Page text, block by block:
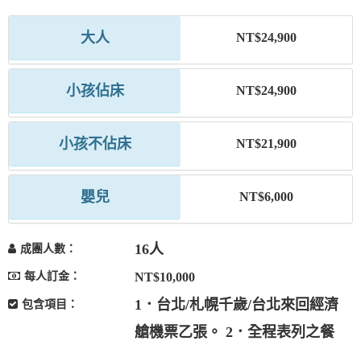
大人 NT$24,900
小孩佔床 NT$24,900
小孩不佔床 NT$21,900
嬰兒 NT$6,000
成團人數： 16人
每人訂金： NT$10,000
包含項目：
1．台北/札幌千歲/台北來回經濟
艙機票乙張。 2．全程表列之餐